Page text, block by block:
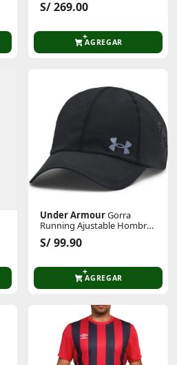
S/ 269.00
AGREGAR
Under ArmourGorra
Running Ajustable Hombre
S/ 99.90
AGREGAR